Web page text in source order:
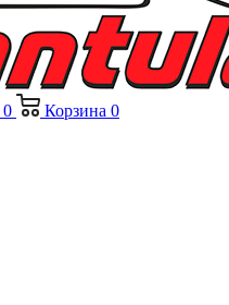
0 Корзина 0